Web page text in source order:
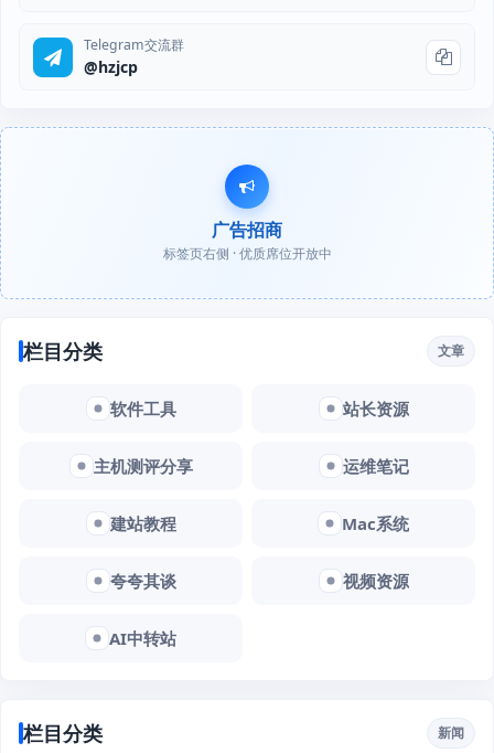
Telegram交流群
@hzjcp
广告招商
标签页右侧 · 优质席位开放中
栏目分类 文章
软件工具 站长资源
主机测评分享 运维笔记
建站教程 Mac系统
夸夸其谈 视频资源
AI中转站
栏目分类 新闻